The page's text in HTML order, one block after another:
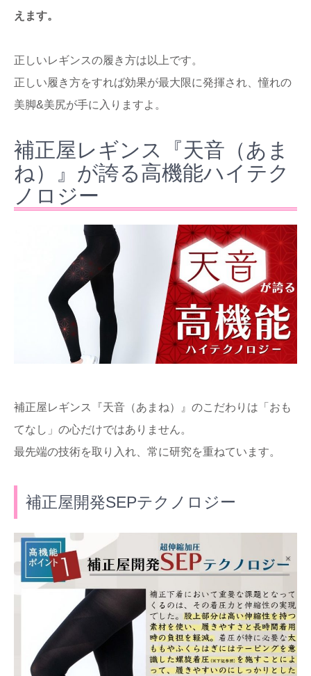
えます。
正しいレギンスの履き方は以上です。
正しい履き方をすれば効果が最大限に発揮され、憧れの
美脚&美尻が手に入りますよ。
補正屋レギンス『天音（あま
ね）』が誇る高機能ハイテク
ノロジー
補正屋レギンス『天音（あまね）』のこだわりは「おも
てなし」の心だけではありません。
最先端の技術を取り入れ、常に研究を重ねています。
補正屋開発SEPテクノロジー